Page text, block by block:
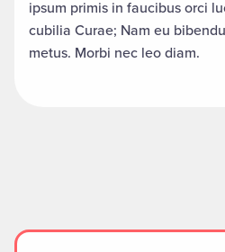
ipsum primis in faucibus orci
cubilia Curae; Nam eu
metus. Morbi nec leo diam.